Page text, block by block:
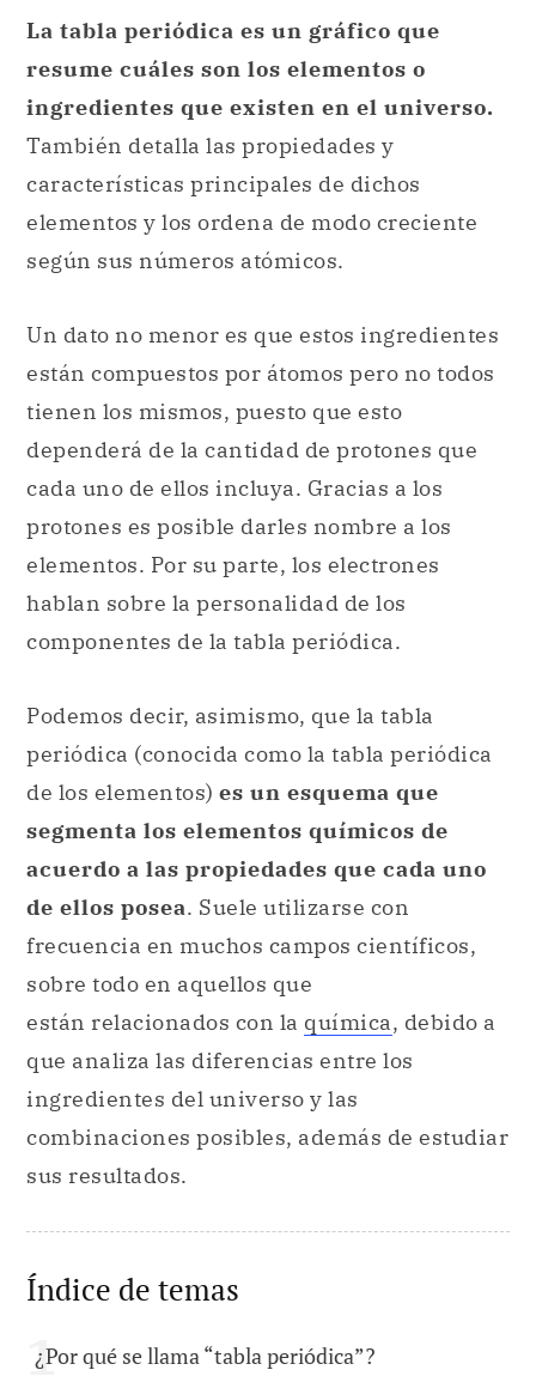
La tabla periódica es un gráfico que
resume cuáles son los elementos o
ingredientes que existen en el universo.
También detalla las propiedades y
características principales de dichos
elementos y los ordena de modo creciente
según sus números atómicos.
Un dato no menor es que estos ingredientes
están compuestos por átomos pero no todos
tienen los mismos, puesto que esto
dependerá de la cantidad de protones que
cada uno de ellos incluya. Gracias a los
protones es posible darles nombre a los
elementos. Por su parte, los electrones
hablan sobre la personalidad de los
componentes de la tabla periódica.
Podemos decir, asimismo, que la tabla
periódica (conocida como la tabla periódica
de los elementos) es un esquema que
segmenta los elementos químicos de
acuerdo a las propiedades que cada uno
de ellos posea. Suele utilizarse con
frecuencia en muchos campos científicos,
sobre todo en aquellos que
están relacionados con la química, debido a
que analiza las diferencias entre los
ingredientes del universo y las
combinaciones posibles, además de estudiar
sus resultados.
Índice de temas
¿Por qué se llama “tabla periódica”?